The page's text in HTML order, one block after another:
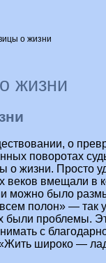
о жизни
жизни
о
поворотах
о жизни. Просто
вмещали в
можно было
полон» — так
были проблемы.
с
широко —